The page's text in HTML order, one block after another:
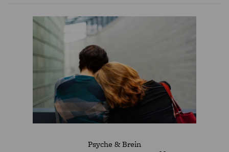
Psyche & Brein